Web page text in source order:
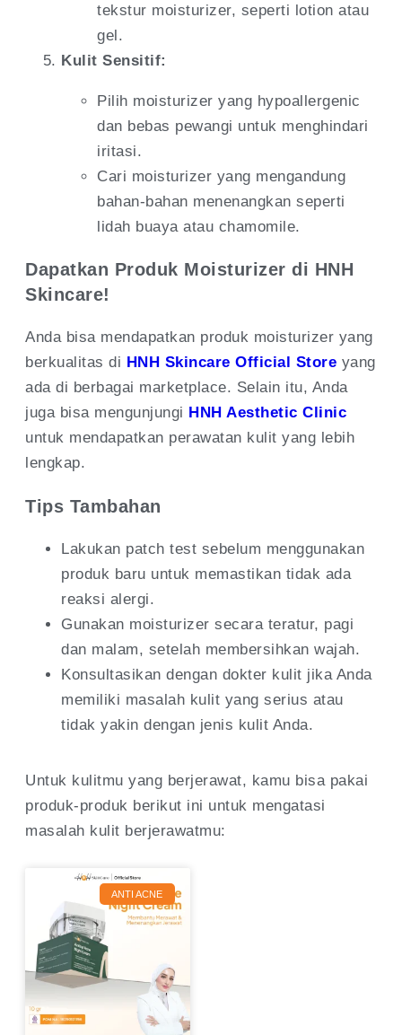
tekstur moisturizer, seperti lotion atau
gel.
Kulit Sensitif:
Pilih moisturizer yang hypoallergenic
dan bebas pewangi untuk menghindari
iritasi.
Cari moisturizer yang mengandung
bahan-bahan menenangkan seperti
lidah buaya atau chamomile.
Dapatkan Produk Moisturizer di HNH
Skincare!
Anda bisa mendapatkan produk moisturizer yang
berkualitas di HNH Skincare Official Store yang
ada di berbagai marketplace. Selain itu, Anda
juga bisa mengunjungi HNH Aesthetic Clinic
untuk mendapatkan perawatan kulit yang lebih
lengkap.
Tips Tambahan
Lakukan patch test sebelum menggunakan
produk baru untuk memastikan tidak ada
reaksi alergi.
Gunakan moisturizer secara teratur, pagi
dan malam, setelah membersihkan wajah.
Konsultasikan dengan dokter kulit jika Anda
memiliki masalah kulit yang serius atau
tidak yakin dengan jenis kulit Anda.
Untuk kulitmu yang berjerawat, kamu bisa pakai
produk-produk berikut ini untuk mengatasi
masalah kulit berjerawatmu:
ANTI ACNE